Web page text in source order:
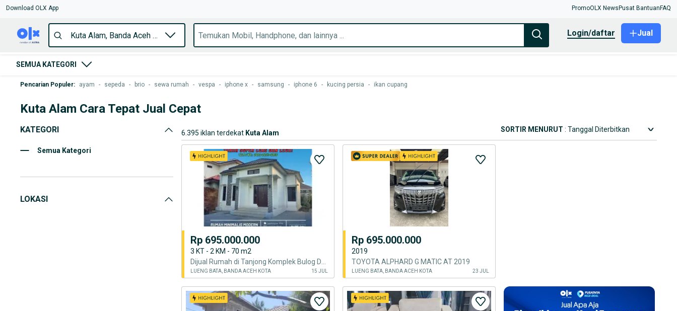
Download OLX App PromoOLX News Pusat Bantuan FAQ
login/daftar Jual
SEMUA KATEGORI
Pencarian Populer: ayam - sepeda - brio - sewa rumah - vespa - iphone x - samsung - iphone 6 - kucing persia - ikan cupang
Kuta Alam Cara Tepat Jual Cepat
KATEGORI
Semua Kategori
LOKASI
6.395 iklan terdekat Kuta Alam SORTIR MENURUT : Tanggal Diterbitkan
Rp 695.000.000
3 KT - 2 KM - 70 m2
LUENG BATA, BANDA ACEH KOTA 15 JUL
Rp 695.000.000
2019
TOYOTA ALPHARD G MATIC AT 2019
LUENG BATA, BANDA ACEH KOTA 23 JUL